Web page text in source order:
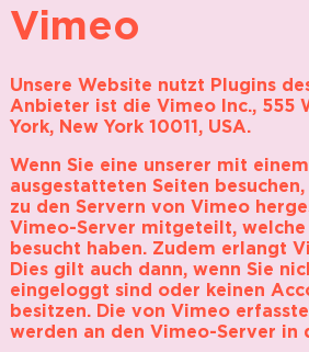
Vimeo
Unsere Website nutzt Plugins
Anbieter ist die Vimeo Inc., 555
York, New York 10011, USA.
Wenn Sie eine unserer mit
ausgestatteten Seiten
zu den Servern von Vimeo
Vimeo-Server mitgeteilt, welche
besucht haben. Zudem erlangt
Dies gilt auch dann, wenn Sie
eingeloggt sind oder keinen
besitzen. Die von Vimeo
werden an den Vimeo-Server in